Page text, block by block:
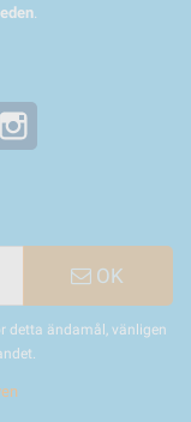
.
OK
detta ändamål, vänligen